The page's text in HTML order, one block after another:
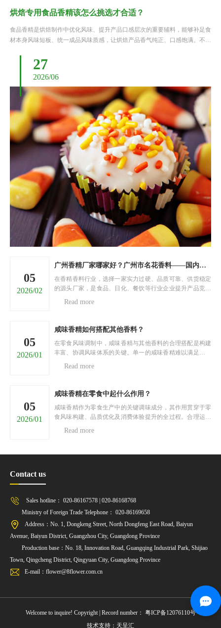
烘焙专用食品香精该怎么挑选才合适？
食品香精是烘焙制作中优化风味、提升产品口感层次的重要辅料，能够补足食
材本身风味短板、统一成品风味质感，让烘焙产品香气纯正、口感饱满。不同
时要适配面包、蛋糕、点心等不同烘焙品类的风味调性。很多制作......
27
2026/06
05
2026/02
广州香精厂家哪家好？广州市名花香料——国内香精源头直供厂家
在香精香料行业，选择一家实力过硬、品质可靠、供货稳定
的源头厂家，是食品、日化、餐饮等行业企业提升产品竞争
力的关键。面对市面上五花八门的香精厂家，很多采购商陷
推荐......
Read more
05
2026/01
咸味香精如何搭配其他香料？
在零食风味调制中，咸味香精与其他香料的合理搭配是构建
丰富、协调风味体系的关键。单一的咸味香精难以满足消费
者对风味层次的多元需求，通过与不同类型香料科学搭配，
的搭......
Read more
05
2026/01
咸味香精在零食中起什么作用？
咸味香精作为零食生产中的关键调味成分，其作用贯穿于零
食风味构建、品质优化及消费体验提升的全过程。合理运用
咸味香精，能够契合消费者对咸味零食的风味需求，增强零
核......
Read more
Contact us
Sales hotline： 020-86167578 | 020-86168768
Ministry of Foreign Trade Telephone： 020-86169658
Address：No. 1, Dongkeng Street, North Dongfeng East Road, Baiyun
Avenue, Baiyun District, Guangzhou City, Guangdong Province
Production base：No. 18, Innovation Road, Guangqing Industrial Park, Shijiao
Town, Qingcheng District, Qingyuan City, Guangdong Province
E-mail：flower@8flower.com.cn
Welcome to inquire! Copyright | Record number： 粤ICP备12076110号
技术支持：天呈汇